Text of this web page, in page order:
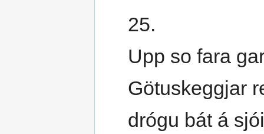
25.
Upp so fara
Götuskeggjar
drógu bát á